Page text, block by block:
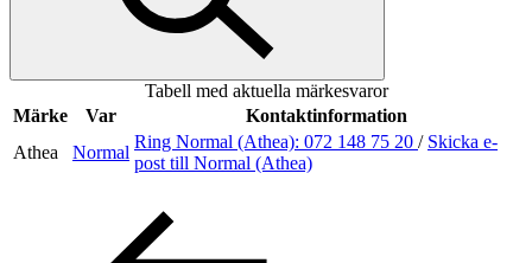
Erbjudanden
Inspiration
Tabell med aktuella märkesvaror
Märke
Var
Kontaktinformation
Athea
Normal
Ring Normal (Athea): 072 148 75 20 / Skicka e-
post till Normal (Athea)